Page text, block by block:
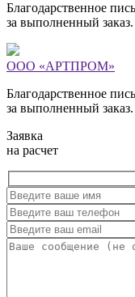
Благодарственное
за выполненный заказ.
ООО «АРТПРОМ»
Благодарственное
за выполненный заказ.
Заявка
на расчет